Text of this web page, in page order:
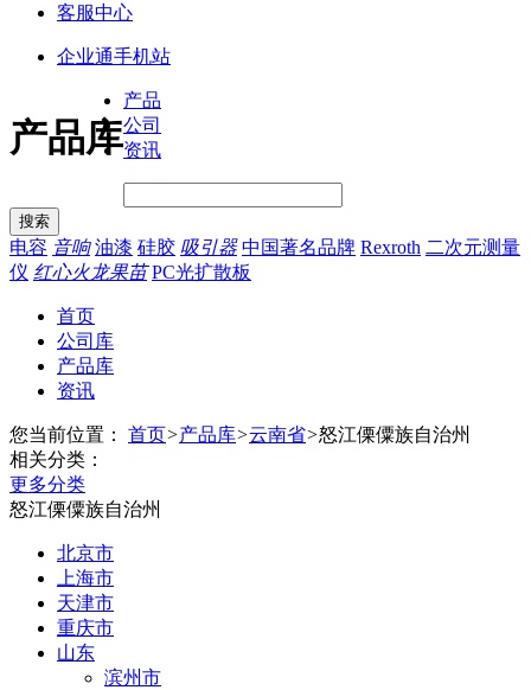
客服中心
企业通手机站
产品库
产品
公司
资讯
电容 音响 油漆 硅胶 吸引器 中国著名品牌 Rexroth 二次元测量
仪 红心火龙果苗 PC光扩散板
首页
公司库
产品库
资讯
您当前位置： 首页>产品库>云南省>怒江傈僳族自治州
相关分类：
更多分类
怒江傈僳族自治州
北京市
上海市
天津市
重庆市
山东
滨州市